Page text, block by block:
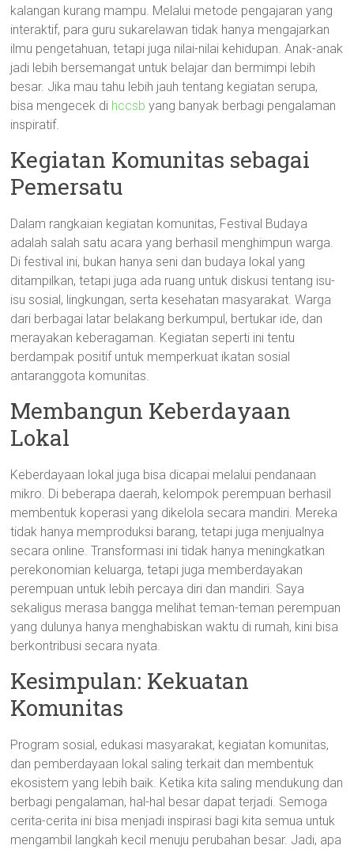
kalangan kurang mampu. Melalui metode pengajaran yang
interaktif, para guru sukarelawan tidak hanya mengajarkan
ilmu pengetahuan, tetapi juga nilai-nilai kehidupan. Anak-anak
jadi lebih bersemangat untuk belajar dan bermimpi lebih
besar. Jika mau tahu lebih jauh tentang kegiatan serupa,
bisa mengecek di hccsb yang banyak berbagi pengalaman
inspiratif.
Kegiatan Komunitas sebagai
Pemersatu
Dalam rangkaian kegiatan komunitas, Festival Budaya
adalah salah satu acara yang berhasil menghimpun warga.
Di festival ini, bukan hanya seni dan budaya lokal yang
ditampilkan, tetapi juga ada ruang untuk diskusi tentang isu-
isu sosial, lingkungan, serta kesehatan masyarakat. Warga
dari berbagai latar belakang berkumpul, bertukar ide, dan
merayakan keberagaman. Kegiatan seperti ini tentu
berdampak positif untuk memperkuat ikatan sosial
antaranggota komunitas.
Membangun Keberdayaan
Lokal
Keberdayaan lokal juga bisa dicapai melalui pendanaan
mikro. Di beberapa daerah, kelompok perempuan berhasil
membentuk koperasi yang dikelola secara mandiri. Mereka
tidak hanya memproduksi barang, tetapi juga menjualnya
secara online. Transformasi ini tidak hanya meningkatkan
perekonomian keluarga, tetapi juga memberdayakan
perempuan untuk lebih percaya diri dan mandiri. Saya
sekaligus merasa bangga melihat teman-teman perempuan
yang dulunya hanya menghabiskan waktu di rumah, kini bisa
berkontribusi secara nyata.
Kesimpulan: Kekuatan
Komunitas
Program sosial, edukasi masyarakat, kegiatan komunitas,
dan pemberdayaan lokal saling terkait dan membentuk
ekosistem yang lebih baik. Ketika kita saling mendukung dan
berbagi pengalaman, hal-hal besar dapat terjadi. Semoga
cerita-cerita ini bisa menjadi inspirasi bagi kita semua untuk
mengambil langkah kecil menuju perubahan besar. Jadi, apa